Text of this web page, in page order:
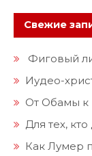
Свежие
Фиговый
Иудео-
От Обамы к
Для тех,
Как Лумер